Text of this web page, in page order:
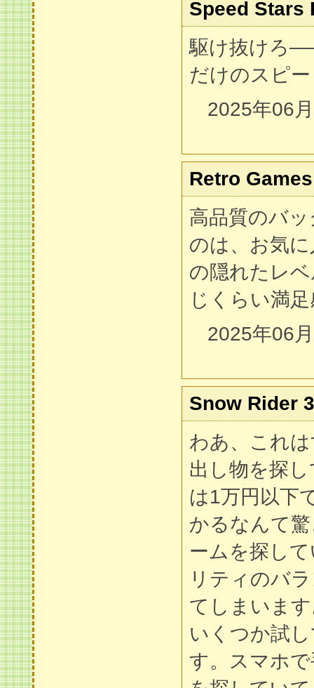
Speed Stars
駆け抜けろ
だけのスピ
2025年06
Retro Games
高品質のバ
のは、お気
の隠れたレ
じくらい満
2025年06
Snow Rider
わあ、これ
出し物を探
は1万円以下
かるなんて
ームを探し
リティのバ
てしまいま
いくつか試
す。スマホ